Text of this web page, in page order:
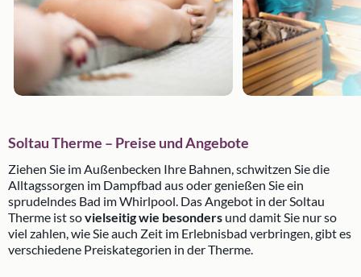
Soltau Therme – Preise und Angebote
Ziehen Sie im Außenbecken Ihre Bahnen, schwitzen Sie die
Alltagssorgen im Dampfbad aus oder genießen Sie ein
sprudelndes Bad im Whirlpool. Das Angebot in der Soltau
Therme ist sovielseitig wie besonders und damit Sie nur so
viel zahlen, wie Sie auch Zeit im Erlebnisbad verbringen, gibt es
verschiedene Preiskategorien in der Therme.